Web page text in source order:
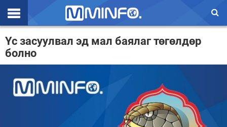
Эхлэл
Цаг агаар
Валют ханш
Улс төр
Үс засуулвал эд мал баялаг төгөлдөр
болно